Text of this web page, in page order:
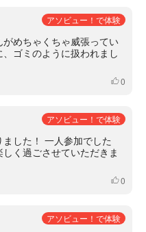
アソビュー！で体験
めちゃくちゃ威張ってい
ゴミのように扱われまし
いいね
0
アソビュー！で体験
した！ 一人参加でした
く過ごさせていただきま
いいね
0
アソビュー！で体験